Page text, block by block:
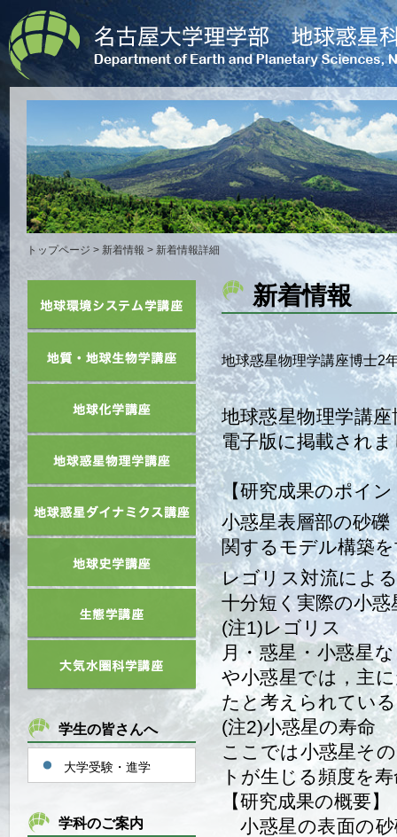
トップページ > 新着情報 > 新着情報詳細
新着情報
地球惑星物理学講座博士2
地球惑星物理学講
電子版に掲載され
【研究成果のポイン
小惑星表層部の砂
関するモデル構築
レゴリス対流によ
十分短く実際の小
(注1)レゴリス
月・惑星・小惑星
や小惑星では，主
たと考えられてい
(注2)小惑星の寿命
ここでは小惑星そ
トが生じる頻度を
【研究成果の概要】
小惑星の表面の砂
学生の皆さんへ
大学受験・進学
学科のご案内